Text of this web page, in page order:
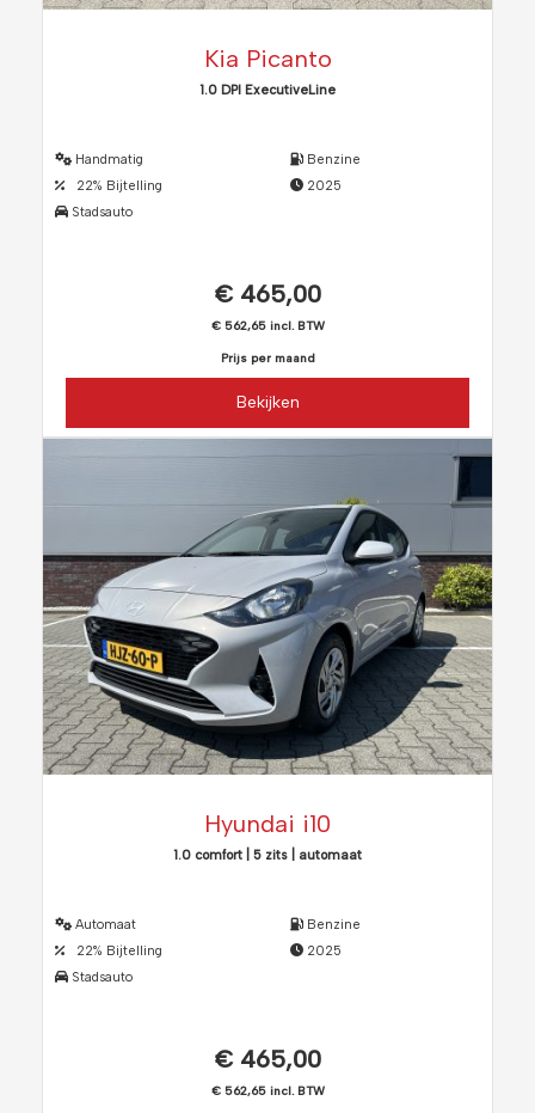
Kia Picanto
1.0 DPI ExecutiveLine
Handmatig
22% Bijtelling
Stadsauto
Benzine
2025
€ 465,00
€ 562,65 incl. BTW
Prijs per maand
Bekijken
Hyundai i10
1.0 comfort | 5 zits | automaat
Automaat
22% Bijtelling
Stadsauto
Benzine
2025
€ 465,00
€ 562,65 incl. BTW